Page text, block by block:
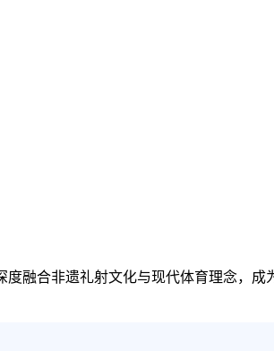
度融合非遗礼射文化与现代体育理念，成